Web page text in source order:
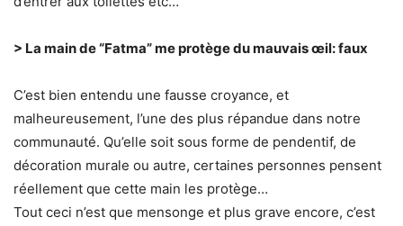
> La main de “Fatma” me protège du mauvais œil: faux
C’est bien entendu une fausse croyance, et
malheureusement, l’une des plus répandue dans notre
communauté. Qu’elle soit sous forme de pendentif, de
décoration murale ou autre, certaines personnes pensent
réellement que cette main les protège…
Tout ceci n’est que mensonge et plus grave encore, c’est